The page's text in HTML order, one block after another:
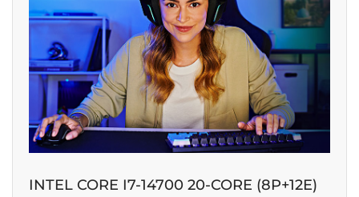
INTEL CORE I7-14700 20-CORE (8P+12E)